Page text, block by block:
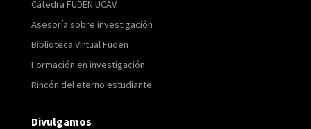
Cátedra FUDEN UCAV
Asesoría sobre investigación
Biblioteca Virtual Fuden
Formación en investigación
Rincón del eterno estudiante
Divulgamos